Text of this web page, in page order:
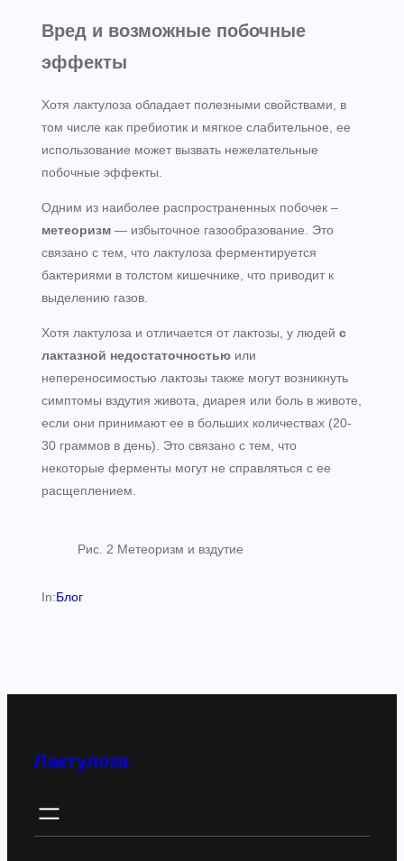
Вред и возможные побочные
эффекты
Хотя лактулоза обладает полезными свойствами, в
том числе как пребиотик и мягкое слабительное, ее
использование может вызвать нежелательные
побочные эффекты.
Одним из наиболее распространенных побочек –
метеоризм — избыточное газообразование. Это
связано с тем, что лактулоза ферментируется
бактериями в толстом кишечнике, что приводит к
выделению газов.
Хотя лактулоза и отличается от лактозы, у людей с
лактазной недостаточностью или
непереносимостью лактозы также могут возникнуть
симптомы вздутия живота, диарея или боль в животе,
если они принимают ее в больших количествах (20-
30 граммов в день). Это связано с тем, что
некоторые ферменты могут не справляться с ее
расщеплением.
Рис. 2 Метеоризм и вздутие
In:Блог
Лактулоза